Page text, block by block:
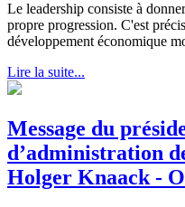
Le leadership consiste à
propre progression. C'est
développement économique
Lire la suite...
Message du
d’administration
Holger Knaack -